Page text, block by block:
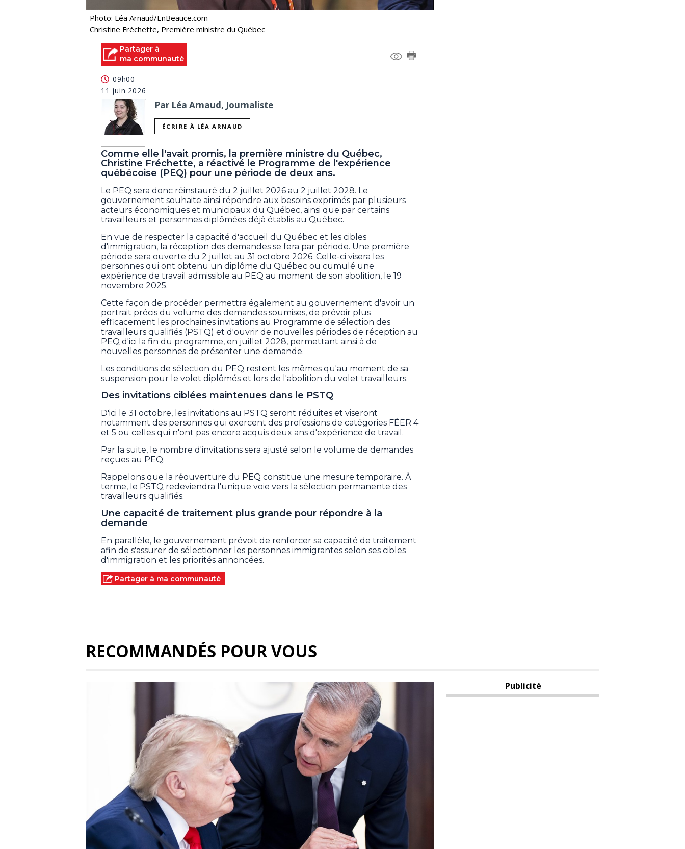
Photo: Léa Arnaud/EnBeauce.com
Christine Fréchette, Première ministre du Québec
Partager à
ma communauté
09h00
11 juin 2026
Par Léa Arnaud, Journaliste
ÉCRIRE À LÉA ARNAUD
Comme elle l'avait promis, la première ministre du Québec,
Christine Fréchette, a réactivé le Programme de l'expérience
québécoise (PEQ) pour une période de deux ans.
Le PEQ sera donc réinstauré du 2 juillet 2026 au 2 juillet 2028. Le
gouvernement souhaite ainsi répondre aux besoins exprimés par plusieurs
acteurs économiques et municipaux du Québec, ainsi que par certains
travailleurs et personnes diplômées déjà établis au Québec.
En vue de respecter la capacité d'accueil du Québec et les cibles
d'immigration, la réception des demandes se fera par période. Une première
période sera ouverte du 2 juillet au 31 octobre 2026. Celle-ci visera les
personnes qui ont obtenu un diplôme du Québec ou cumulé une
expérience de travail admissible au PEQ au moment de son abolition, le 19
novembre 2025.
Cette façon de procéder permettra également au gouvernement d'avoir un
portrait précis du volume des demandes soumises, de prévoir plus
efficacement les prochaines invitations au Programme de sélection des
travailleurs qualifiés (PSTQ) et d'ouvrir de nouvelles périodes de réception au
PEQ d'ici la fin du programme, en juillet 2028, permettant ainsi à de
nouvelles personnes de présenter une demande.
Les conditions de sélection du PEQ restent les mêmes qu'au moment de sa
suspension pour le volet diplômés et lors de l'abolition du volet travailleurs.
Des invitations ciblées maintenues dans le PSTQ
D'ici le 31 octobre, les invitations au PSTQ seront réduites et viseront
notamment des personnes qui exercent des professions de catégories FÉER 4
et 5 ou celles qui n'ont pas encore acquis deux ans d'expérience de travail.
Par la suite, le nombre d'invitations sera ajusté selon le volume de demandes
reçues au PEQ.
Rappelons que la réouverture du PEQ constitue une mesure temporaire. À
terme, le PSTQ redeviendra l'unique voie vers la sélection permanente des
travailleurs qualifiés.
Une capacité de traitement plus grande pour répondre à la
demande
En parallèle, le gouvernement prévoit de renforcer sa capacité de traitement
afin de s'assurer de sélectionner les personnes immigrantes selon ses cibles
d'immigration et les priorités annoncées.
Partager à ma communauté
RECOMMANDÉS POUR VOUS
Publicité